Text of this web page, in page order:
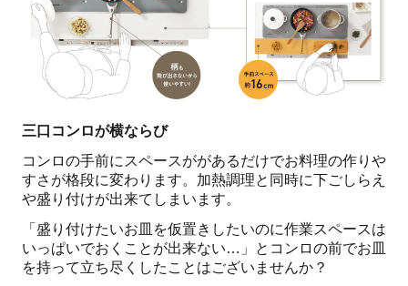
三口コンロが横ならび
コンロの手前にスペースががあるだけでお料理の作りや
すさが格段に変わります。加熱調理と同時に下ごしらえ
や盛り付けが出来てしまいます。
「盛り付けたいお皿を仮置きしたいのに作業スペースは
いっぱいでおくことが出来ない…」とコンロの前でお皿
を持って立ち尽くしたことはございませんか？